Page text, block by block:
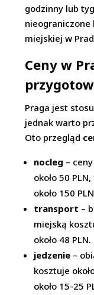
godzinny lub
nieograniczone
miejskiej w
Ceny w
Praga jest
jednak warto
Oto przegląd
nocleg –
około 50
około 150
transport –
miejską
około 48 PLN.
jedzenie –
kosztuje
około 15-25